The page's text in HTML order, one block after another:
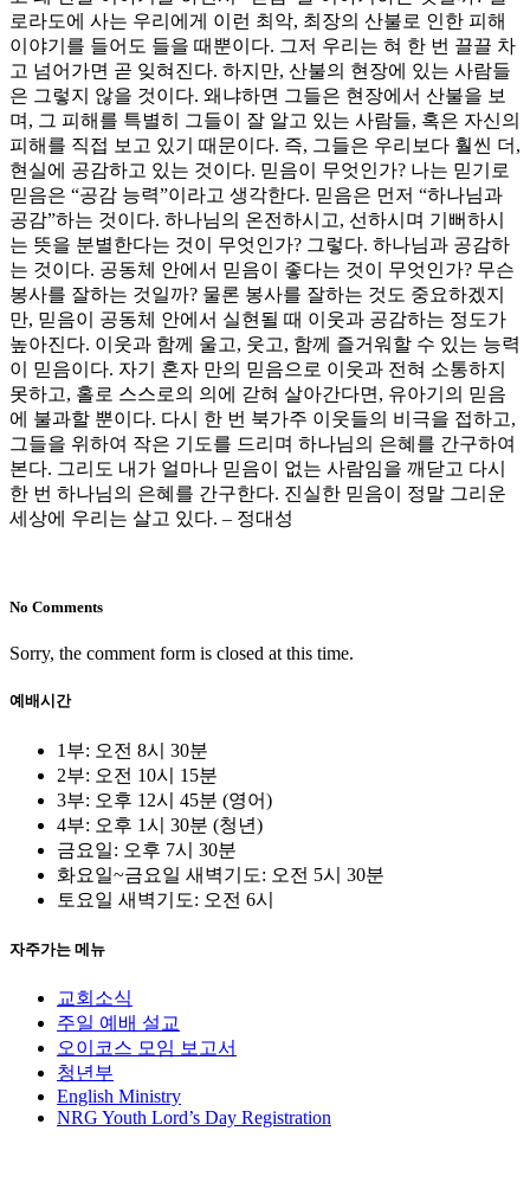
로라도에 사는 우리에게 이런 최악, 최장의 산불로 인한 피해
이야기를 들어도 들을 때뿐이다. 그저 우리는 혀 한 번 끌끌 차
고 넘어가면 곧 잊혀진다. 하지만, 산불의 현장에 있는 사람들
은 그렇지 않을 것이다. 왜냐하면 그들은 현장에서 산불을 보
며, 그 피해를 특별히 그들이 잘 알고 있는 사람들, 혹은 자신의
피해를 직접 보고 있기 때문이다. 즉, 그들은 우리보다 훨씬 더,
현실에 공감하고 있는 것이다. 믿음이 무엇인가? 나는 믿기로
믿음은 “공감 능력”이라고 생각한다. 믿음은 먼저 “하나님과
공감”하는 것이다. 하나님의 온전하시고, 선하시며 기뻐하시
는 뜻을 분별한다는 것이 무엇인가? 그렇다. 하나님과 공감하
는 것이다. 공동체 안에서 믿음이 좋다는 것이 무엇인가? 무슨
봉사를 잘하는 것일까? 물론 봉사를 잘하는 것도 중요하겠지
만, 믿음이 공동체 안에서 실현될 때 이웃과 공감하는 정도가
높아진다. 이웃과 함께 울고, 웃고, 함께 즐거워할 수 있는 능력
이 믿음이다. 자기 혼자 만의 믿음으로 이웃과 전혀 소통하지
못하고, 홀로 스스로의 의에 갇혀 살아간다면, 유아기의 믿음
에 불과할 뿐이다. 다시 한 번 북가주 이웃들의 비극을 접하고,
그들을 위하여 작은 기도를 드리며 하나님의 은혜를 간구하여
본다. 그리도 내가 얼마나 믿음이 없는 사람임을 깨닫고 다시
한 번 하나님의 은혜를 간구한다. 진실한 믿음이 정말 그리운
세상에 우리는 살고 있다. – 정대성
No Comments
Sorry, the comment form is closed at this time.
예배시간
1부: 오전 8시 30분
2부: 오전 10시 15분
3부: 오후 12시 45분 (영어)
4부: 오후 1시 30분 (청년)
금요일: 오후 7시 30분
화요일~금요일 새벽기도: 오전 5시 30분
토요일 새벽기도: 오전 6시
자주가는 메뉴
교회소식
주일 예배 설교
오이코스 모임 보고서
청년부
English Ministry
NRG Youth Lord’s Day Registration